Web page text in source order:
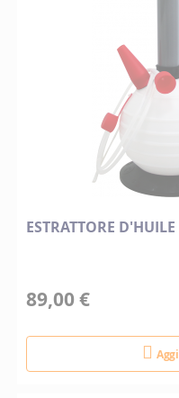
ESTRATTORE
89,00 €